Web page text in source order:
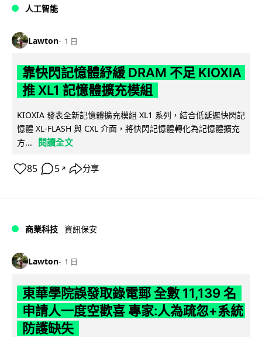
人工智能
Lawton 1 日
靠快閃記憶體紓緩 DRAM 不足 KIOXIA
推 XL1 記憶體擴充模組
KIOXIA 發表全新記憶體擴充模組 XL1 系列，結合低延遲快閃記
憶體 XL-FLASH 與 CXL 介面，將快閃記憶體轉化為記憶體擴充
方...
閱讀全文
85 5 ↗ 分享
商業科技 資訊保安
Lawton 1 日
東華學院誤發取錄電郵 全數 11,139 名
申請人一度空歡喜 專家:人為疏忽+系統
防護缺失